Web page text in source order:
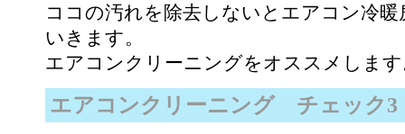
ココの汚れを除去しないとエアコン冷暖
いきます。
エアコンクリーニングをオススメしま
エアコンクリーニング チェック3